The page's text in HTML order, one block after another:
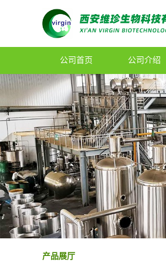
公司首页 公司介绍
产品展厅